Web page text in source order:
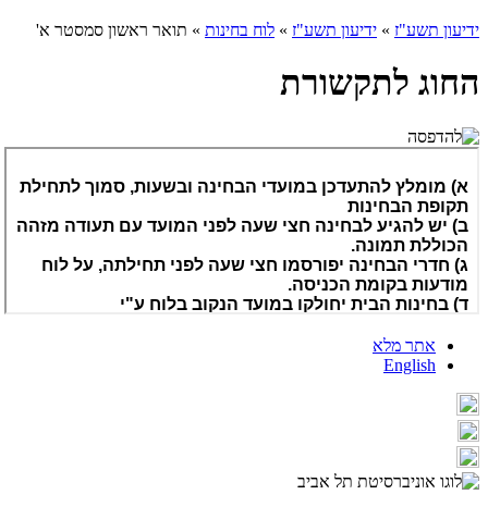
ידיעון תשע"ז » ידיעון תשע"ז » לוח בחינות » תואר ראשון סמסטר א'
החוג לתקשורת
אתר מלא
English